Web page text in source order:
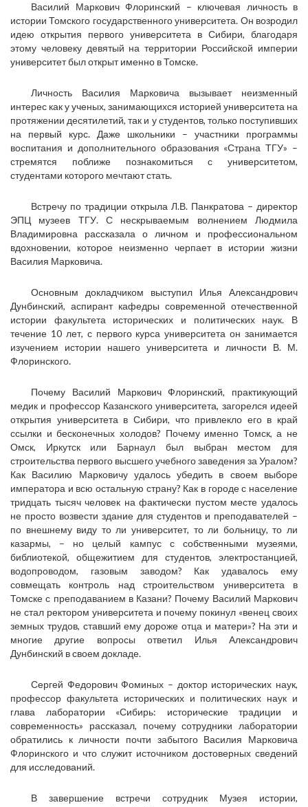
Василий Маркович Флоринский – ключевая личность в
истории Томского государственного университета. Он возродил
идею открытия первого университета в Сибири, благодаря
этому человеку девятый на территории Российской империи
университет был открыт именно в Томске.
Личность Василия Марковича вызывает неизменный
интерес как у ученых, занимающихся историей университета на
протяжении десятилетий, так и у студентов, только поступивших
на первый курс. Даже школьники – участники программы
воспитания и дополнительного образования «Страна ТГУ» –
стремятся поближе познакомиться с университетом,
студентами которого мечтают стать.
Встречу по традиции открыла Л.В. Панкратова – директор
ЭПЦ музеев ТГУ. С нескрываемым волнением Людмила
Владимировна рассказала о личном и профессиональном
вдохновении, которое неизменно черпает в истории жизни
Василия Марковича.
Основным докладчиком выступил Илья Александрович
Дунбинский, аспирант кафедры современной отечественной
истории факультета исторических и политических наук. В
течение 10 лет, с первого курса университета он занимается
изучением истории нашего университета и личности В. М.
Флоринского.
Почему Василий Маркович Флоринский, практикующий
медик и профессор Казанского университета, загорелся идеей
открытия университета в Сибири, что привлекло его в край
ссылки и бесконечных холодов? Почему именно Томск, а не
Омск, Иркутск или Барнаул был выбран местом для
строительства первого высшего учебного заведения за Уралом?
Как Василию Марковичу удалось убедить в своем выборе
императора и всю остальную страну? Как в городе с население
тридцать тысяч человек на фактически пустом месте удалось
не просто возвести здание для студентов и преподавателей –
по внешнему виду то ли университет, то ли больницу, то ли
казармы, – но целый кампус с собственными музеями,
библиотекой, общежитием для студентов, электростанцией,
водопроводом, газовым заводом? Как удавалось ему
совмещать контроль над строительством университета в
Томске с преподаванием в Казани? Почему Василий Маркович
не стал ректором университета и почему покинул «венец своих
земных трудов, ставший ему дороже отца и матери»? На эти и
многие другие вопросы ответил Илья Александрович
Дунбинский в своем докладе.
Сергей Федорович Фоминых – доктор исторических наук,
профессор факультета исторических и политических наук и
глава лаборатории «Сибирь: исторические традиции и
современность» рассказал, почему сотрудники лаборатории
обратились к личности почти забытого Василия Марковича
Флоринского и что служит источником достоверных сведений
для исследований.
В завершение встречи сотрудник Музея истории,